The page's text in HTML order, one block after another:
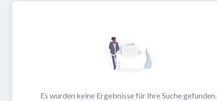
Es wurden keine Ergebnisse für Ihre Suche gefunden.